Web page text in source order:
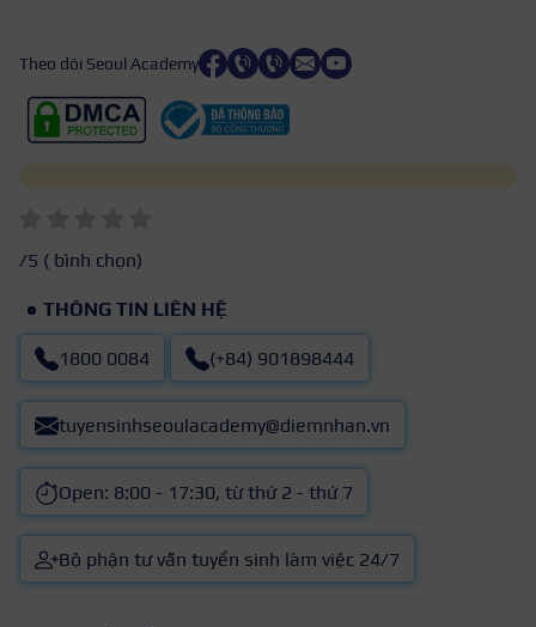
Theo dõi Seoul Academy
/5 ( bình chọn)
THÔNG TIN LIÊN HỆ
1800 0084 (+84) 901898444
tuyensinhseoulacademy@diemnhan.vn
Open: 8:00 - 17:30, từ thứ 2 - thứ 7
Bộ phận tư vấn tuyển sinh làm việc 24/7